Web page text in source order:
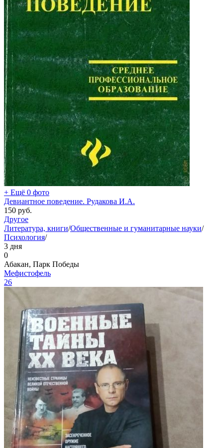
+ Ещё 0 фото
Девиантное поведение. Рудакова И.А.
150 руб.
Другое
Литература, книги/Общественные и гуманитарные науки/
Психология/
3 дня
0
Абакан, Парк Победы
Мефистофель
26